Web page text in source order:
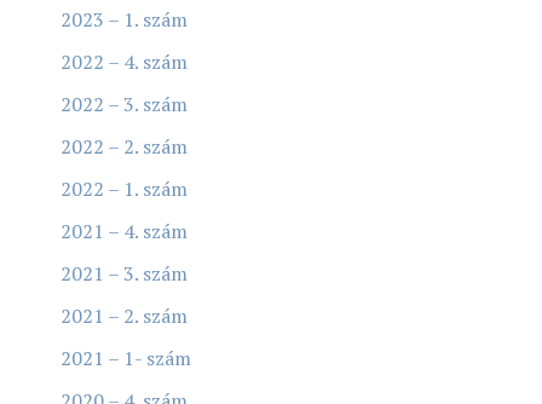
2023 – 1. szám
2022 – 4. szám
2022 – 3. szám
2022 – 2. szám
2022 – 1. szám
2021 – 4. szám
2021 – 3. szám
2021 – 2. szám
2021 – 1- szám